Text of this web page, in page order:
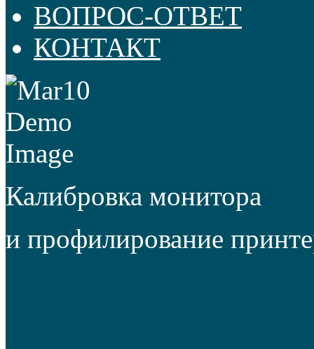
ВОПРОС-ОТВЕТ
КОНТАКТ
Калибровка монитора
и профилирование